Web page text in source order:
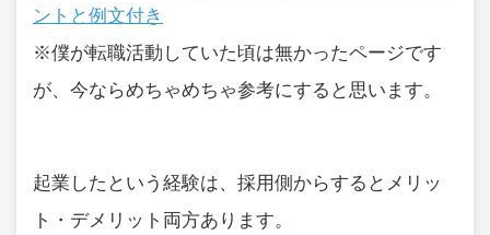
ントと例文付き
※僕が転職活動していた頃は無かったページです
が、今ならめちゃめちゃ参考にすると思います。
起業したという経験は、採用側からするとメリッ
ト・デメリット両方あります。